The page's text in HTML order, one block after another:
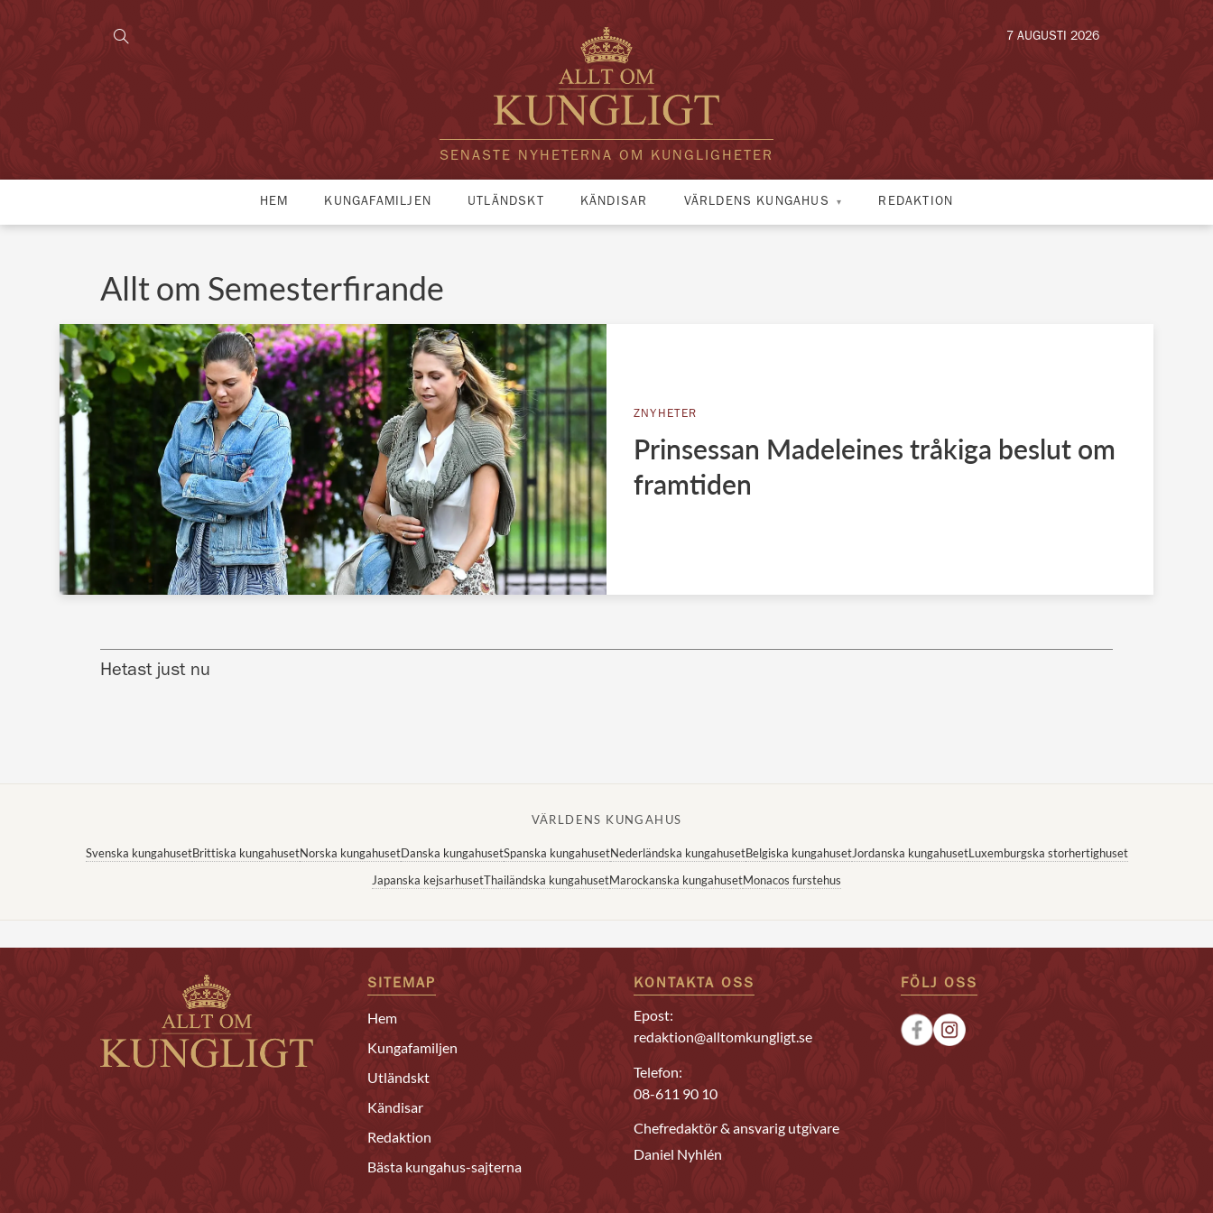
SENASTE NYHETERNA OM KUNGLIGHETER
7 AUGUSTI 2026
HEM KUNGAFAMILJEN UTLÄNDSKT KÄNDISAR VÄRLDENS KUNGAHUS REDAKTION
Allt om Semesterfirande
ZNYHETER
Prinsessan Madeleines tråkiga beslut om
framtiden
Hetast just nu
VÄRLDENS KUNGAHUS
Svenska kungahusetBrittiska kungahusetNorska kungahusetDanska kungahusetSpanska kungahusetNederländska kungahusetBelgiska kungahusetJordanska kungahusetLuxemburgska storhertighuset
Japanska kejsarhusetThailändska kungahusetMarockanska kungahusetMonacos furstehus
SITEMAP
Hem
Kungafamiljen
Utländskt
Kändisar
Redaktion
Bästa kungahus-sajterna
KONTAKTA OSS
Epost:
redaktion@alltomkungligt.se
Telefon:
08-611 90 10
Chefredaktör & ansvarig utgivare
Daniel Nyhlén
FÖLJ OSS